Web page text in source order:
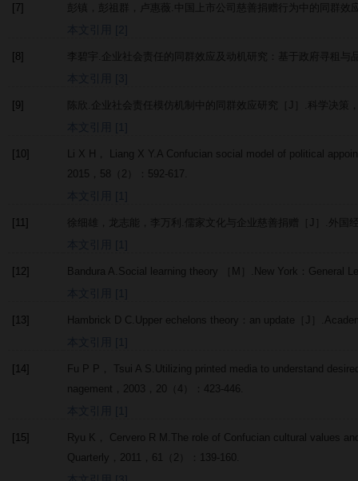
[7] 彭镇，彭祖群，卢惠薇.中国上市公司慈善捐赠行为中的同群效
[8] 李碧宇.企业社会责任的同群效应及动机研究：基于政府寻租与
[9] 陈欣.企业社会责任模仿机制中的同群效应研究［J］. 科学决策
[10] Li X H ， Liang X Y.A Confucian social model of political
2015 ， 58 （2）：592-617.
[11] 徐细雄，龙志能，李万利.儒家文化与企业慈善捐赠［J］. 外国
[12] Bandura A Social learning theory ［M］.New York：General
[13] Hambrick D C .Upper echelons theory：an update［J］.
[14] Fu P P ， Tsui A S .Utilizing printed media to understand
nagement ， 2003 ， 20 （4）：423-446.
[15] Ryu K ， Cervero R M .The role of Confucian cultural values
Quarterly ， 2011 ， 61 （2）：139-160.